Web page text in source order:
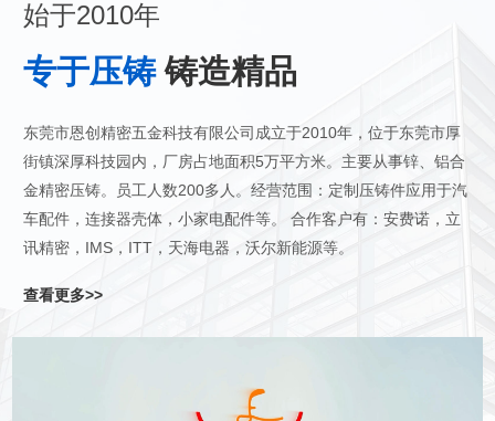
始于2010年
专于压铸铸造精品
东莞市恩创精密五金科技有限公司成立于2010年，位于东莞市厚
街镇深厚科技园内，厂房占地面积5万平方米。主要从事锌、铝合
金精密压铸。员工人数200多人。经营范围：定制压铸件应用于汽
车配件，连接器壳体，小家电配件等。 合作客户有：安费诺，立
讯精密，IMS，ITT，天海电器，沃尔新能源等。
查看更多>>